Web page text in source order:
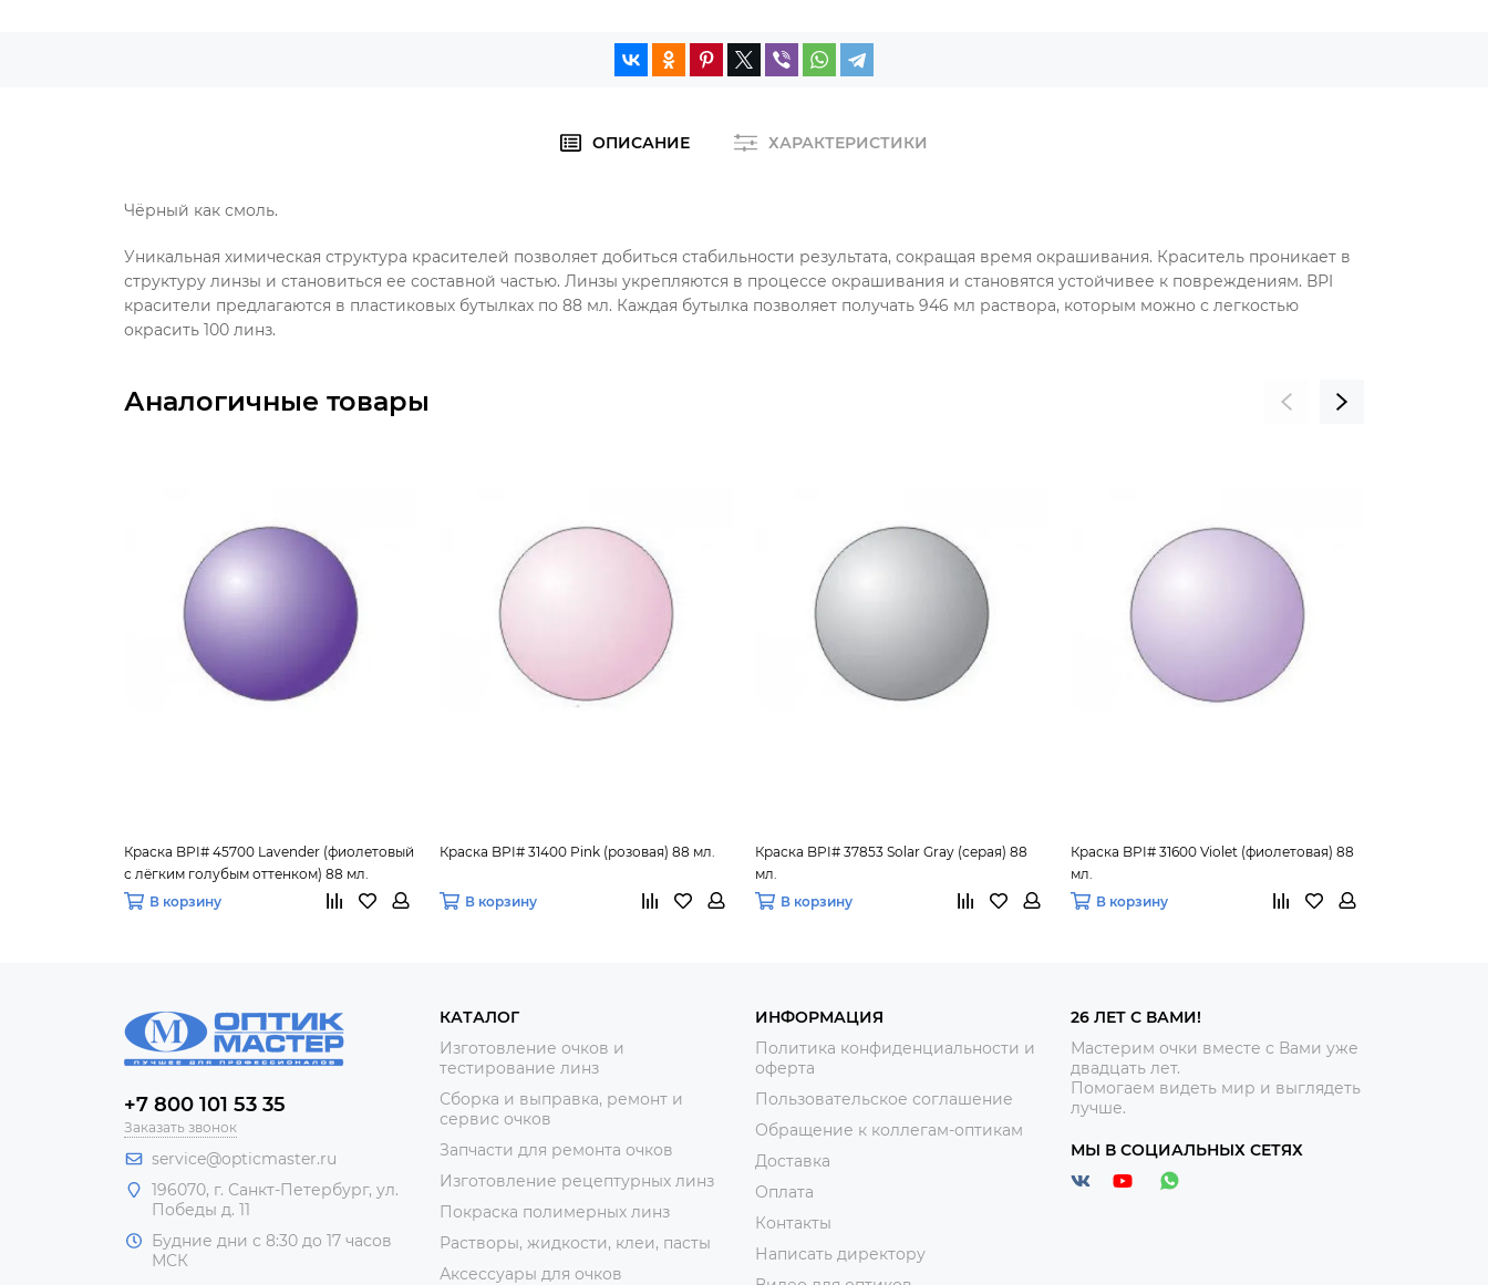
ОПИСАНИЕ ХАРАКТЕРИСТИКИ
Чёрный как смоль.
Уникальная химическая структура красителей позволяет добиться стабильности результата, сокращая время окрашивания. Краситель проникает в
структуру линзы и становиться ее составной частью. Линзы укрепляются в процессе окрашивания и становятся устойчивее к повреждениям. ВРI
красители предлагаются в пластиковых бутылках по 88 мл. Каждая бутылка позволяет получать 946 мл раствора, которым можно с легкостью
окрасить 100 линз.
Аналогичные товары
Краска BPI# 45700 Lavender (фиолетовый
с лёгким голубым оттенком) 88 мл.
В корзину
Краска BPI# 31400 Pink (розовая) 88 мл.
В корзину
Краска BPI# 37853 Solar Gray (серая) 88
мл.
В корзину
Краска BPI# 31600 Violet (фиолетовая) 88
мл.
В корзину
+7 800 101 53 35
Заказать звонок
service@opticmaster.ru
196070, г. Санкт-Петербург, ул.
Победы д. 11
Будние дни с 8:30 до 17 часов
МСК
КАТАЛОГ
Изготовление очков и
тестирование линз
Сборка и выправка, ремонт и
сервис очков
Запчасти для ремонта очков
Изготовление рецептурных линз
Покраска полимерных линз
Растворы, жидкости, клеи, пасты
Аксессуары для очков
ИНФОРМАЦИЯ
Политика конфиденциальности и
оферта
Пользовательское соглашение
Обращение к коллегам-оптикам
Доставка
Оплата
Контакты
Написать директору
26 ЛЕТ С ВАМИ!
Мастерим очки вместе с Вами уже
двадцать лет.
Помогаем видеть мир и выглядеть
лучше.
МЫ В СОЦИАЛЬНЫХ СЕТЯХ